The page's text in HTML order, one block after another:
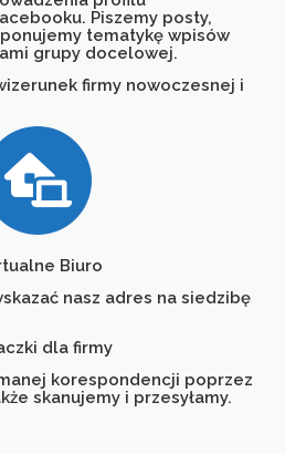
Piszemy posty,
tematykę wpisów
grupy docelowej.
firmy nowoczesnej i
Biuro
nasz adres na siedzibę
dla firmy
korespondencji poprzez
skanujemy i przesyłamy.